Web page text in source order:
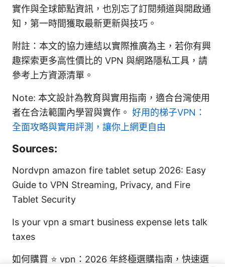
實作與全球節點資訊，也別忘了訂閱頻道與開啟通
知，第一時間獲取最新更新與技巧。
附註：本文的協力連結以實際推廣為主，若你有興
趣探索更多高性價比的 VPN 與網路隱私工具，請
參考上方資源清單。
Note: 本文設計為教育與實用指南，適合台灣使用
者在合法範圍內學習與實作。 好用的梯子VPN：
全面攻略與實用評測，讓你上網更自由
Sources:
Nordvpn amazon fire tablet setup 2026: Easy
Guide to VPN Streaming, Privacy, and Fire
Tablet Security
Is your vpn a smart business expense lets talk
taxes
如何購買 ⭐ vpn：2026 年終極選購指南，快速選